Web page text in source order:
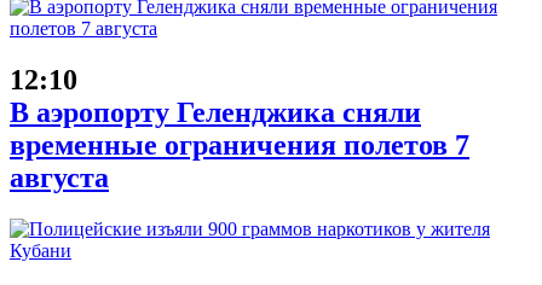
12:10
В аэропорту Геленджика сняли
временные ограничения полетов 7
августа